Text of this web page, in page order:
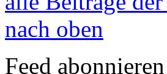
nach oben
Feed abonnieren